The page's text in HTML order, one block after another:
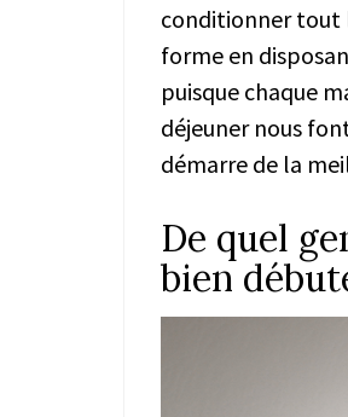
conditionner tout
forme en
puisque chaque
déjeuner nous
démarre de la
De quel
bien